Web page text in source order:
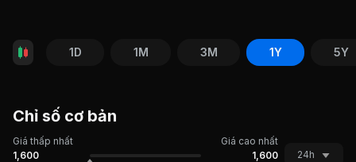
1D 1M 3M 1Y 5Y
Chỉ số cơ bản
Giá thấp nhất
Giá cao nhất
1,600
1,600 24h